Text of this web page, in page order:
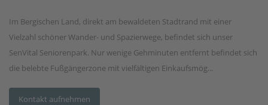
Im Bergischen Land, direkt am bewaldeten Stadtrand mit einer
Vielzahl schöner Wander- und Spazierwege, befindet sich unser
SenVital Seniorenpark. Nur wenige Gehminuten entfernt befindet sich
die belebte Fußgängerzone mit vielfältigen Einkaufsmög...
Kontakt aufnehmen